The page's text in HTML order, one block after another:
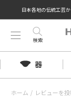
日本各地の伝統工芸
検索
器
ホーム / レビューを